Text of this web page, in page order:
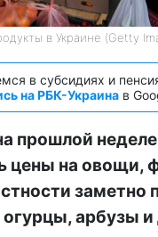
в Украине (Getty
в субсидиях и
на РБК-Украина в
прошлой неделе
цены на овощи,
заметно
арбузы и